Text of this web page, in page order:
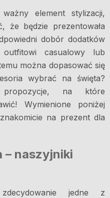
element stylizacji,
że będzie prezentowała
dobór dodatków
casualowy lub
można dopasować się
wybrać na święta?
propozycje, na które
Wymienione poniżej
na prezent dla
– naszyjniki
jedne z